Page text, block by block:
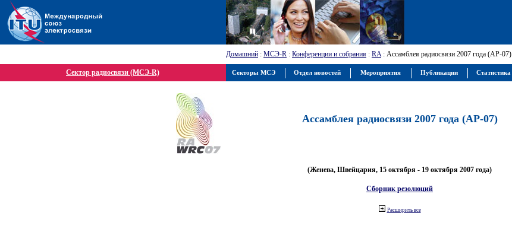
Домашний : МСЭ-R : Конференции и собрания : RA: Ассамблея радиосвязи 2007 года (АР-07)
Сектор радиосвязи (МСЭ-R)
Ассамблея радиосвязи 2007 года (АР-07)
(Женева, Швейцария, 15 октября - 19 октября 2007 года)
Сборник резолюций
Расширить все
Секторы МСЭ Отдел новостей Мероприятия Публикации Статистика